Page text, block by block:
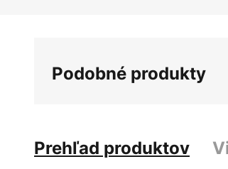
obrázkov
Podobné produkty
Prehľad produktov